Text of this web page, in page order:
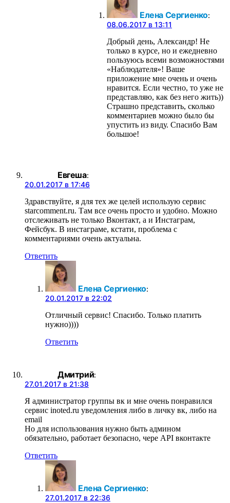
Елена Сергиенко:
08.06.2017 в 13:11
Добрый день, Александр! Не
только в курсе, но и ежедневно
пользуюсь всеми возможностями
«Наблюдателя»! Ваше
приложение мне очень и очень
нравится. Если честно, то уже не
представляю, как без него жить))
Страшно представить, сколько
комментариев можно было бы
упустить из виду. Спасибо Вам
большое!
Евгеша:
20.01.2017 в 17:46
Здравствуйте, я для тех же целей использую сервис
starcomment.ru. Там все очень просто и удобно. Можно
отслеживать не только Вконтакт, а и Инстаграм,
Фейсбук. В инстаграме, кстати, проблема с
комментариями очень актуальна.
Ответить
Елена Сергиенко:
20.01.2017 в 22:02
Отличный сервис! Спасибо. Только платить
нужно))))
Ответить
Дмитрий:
27.01.2017 в 21:38
Я администратор группы вк и мне очень понравился
сервис inoted.ru уведомления либо в личку вк, либо на
email
Но для использования нужно быть админом
обязательно, работает безопасно, чере API вконтакте
Ответить
Елена Сергиенко:
27.01.2017 в 22:36